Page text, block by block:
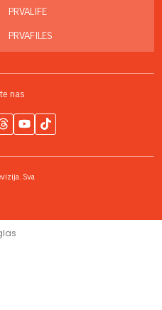
PRVALIFE
PRVAFILES
nas
Sva